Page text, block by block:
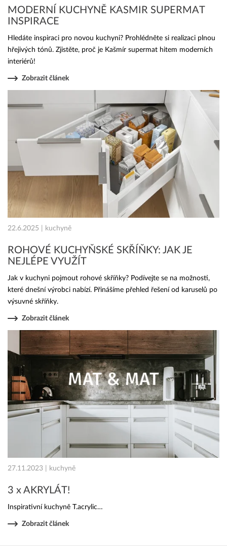
MODERNÍ KUCHYNĚ KASMIR SUPERMAT
INSPIRACE
Hledáte inspiraci pro novou kuchyni? Prohlédněte si realizaci plnou
hřejivých tónů. Zjistěte, proč je Kašmír supermat hitem moderních
interiérů!
Zobrazit článek
22.6.2025 | kuchyně
ROHOVÉ KUCHYŇSKÉ SKŘÍŇKY: JAK JE
NEJLÉPE VYUŽÍT
Jak v kuchyni pojmout rohové skříňky? Podívejte se na možnosti,
které dnešní výrobci nabízí. Přinášíme přehled řešení od karuselů po
výsuvné skříňky.
Zobrazit článek
27.11.2023 | kuchyně
3 x AKRYLÁT!
Inspirativní kuchyně T.acrylic…
Zobrazit článek